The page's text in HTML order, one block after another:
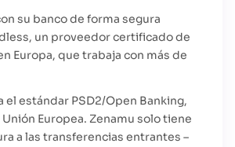
su banco de forma segura
un proveedor certificado de
Europa, que trabaja con más de
el estándar PSD2/Open Banking,
Europea. Zenamu solo tiene
a las transferencias entrantes –